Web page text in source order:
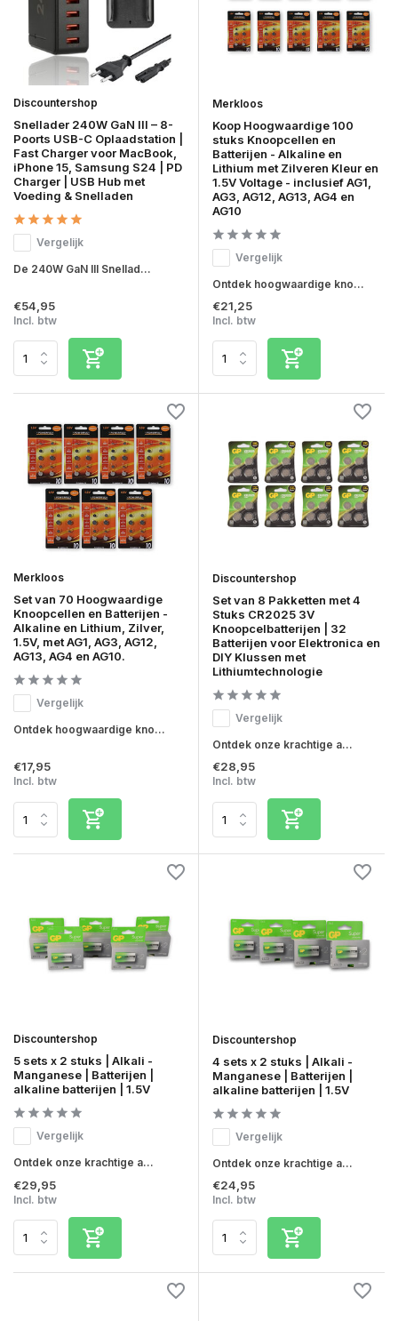
Discountershop
Snellader 240W GaN III – 8-
Poorts USB-C Oplaadstation |
Fast Charger voor MacBook,
iPhone 15, Samsung S24 | PD
Charger | USB Hub met
Voeding & Snelladen
Vergelijk
De 240W GaN III Snellad...
€54,95
Incl. btw
Merkloos
Koop Hoogwaardige 100
stuks Knoopcellen en
Batterijen - Alkaline en
Lithium met Zilveren Kleur en
1.5V Voltage - inclusief AG1,
AG3, AG12, AG13, AG4 en
AG10
Vergelijk
Ontdek hoogwaardige kno...
€21,25
Incl. btw
Merkloos
Set van 70 Hoogwaardige
Knoopcellen en Batterijen -
Alkaline en Lithium, Zilver,
1.5V, met AG1, AG3, AG12,
AG13, AG4 en AG10.
Vergelijk
Ontdek hoogwaardige kno...
€17,95
Incl. btw
Discountershop
Set van 8 Pakketten met 4
Stuks CR2025 3V
Knoopcelbatterijen | 32
Batterijen voor Elektronica en
DIY Klussen met
Lithiumtechnologie
Vergelijk
Ontdek onze krachtige a...
€28,95
Incl. btw
Discountershop
5 sets x 2 stuks | Alkali -
Manganese | Batterijen |
alkaline batterijen | 1.5V
Vergelijk
Ontdek onze krachtige a...
€29,95
Incl. btw
Discountershop
4 sets x 2 stuks | Alkali -
Manganese | Batterijen |
alkaline batterijen | 1.5V
Vergelijk
Ontdek onze krachtige a...
€24,95
Incl. btw